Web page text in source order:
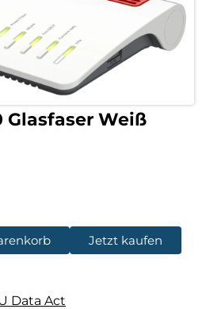
Glasfaser Weiß
Jetzt kaufen
Data Act